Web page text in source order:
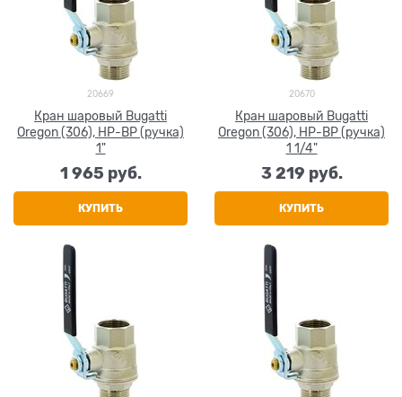
20669
Кран шаровый Bugatti
Oregon (306), НР-ВР (ручка)
1"
1 965 руб.
КУПИТЬ
20670
Кран шаровый Bugatti
Oregon (306), НР-ВР (ручка)
1 1/4"
3 219 руб.
КУПИТЬ